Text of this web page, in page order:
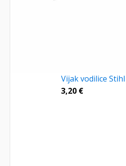
Vijak vodilice
3,20 €